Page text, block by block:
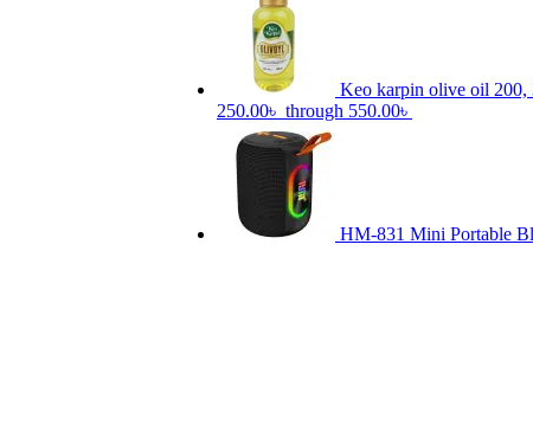
Keo karpin olive oil 200,
250.00৳ through 550.00৳
HM-831 Mini Portable